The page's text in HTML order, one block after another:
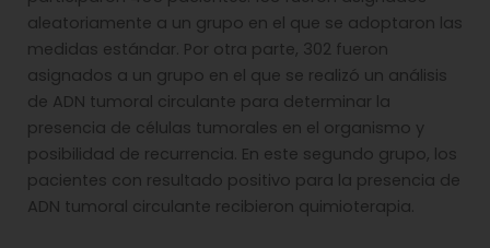
aleatoriamente a un grupo en el que se adoptaron las
medidas estándar. Por otra parte, 302 fueron
asignados a un grupo en el que se realizó un análisis
de ADN tumoral circulante para determinar la
presencia de células tumorales en el organismo y
posibilidad de recurrencia. En este segundo grupo, los
pacientes con resultado positivo para la presencia de
ADN tumoral circulante recibieron quimioterapia.